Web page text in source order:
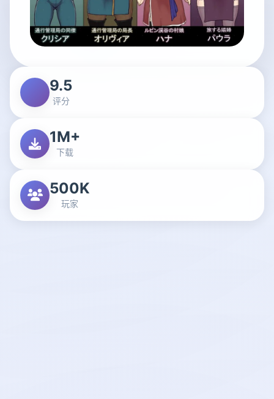
9.5
评分
1M+
下载
500K
玩家